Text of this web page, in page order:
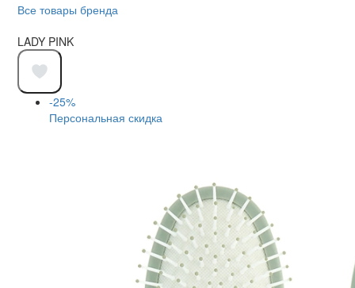
Все товары бренда
LADY PINK
-25%
Персональная скидка